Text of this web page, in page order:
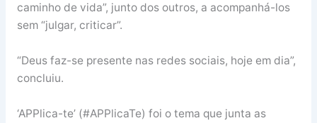
caminho de vida”, junto dos outros, a acompanhá-los
sem “julgar, criticar”.
“Deus faz-se presente nas redes sociais, hoje em dia”,
concluiu.
‘APPlica-te’ (#APPlicaTe) foi o tema que junta as